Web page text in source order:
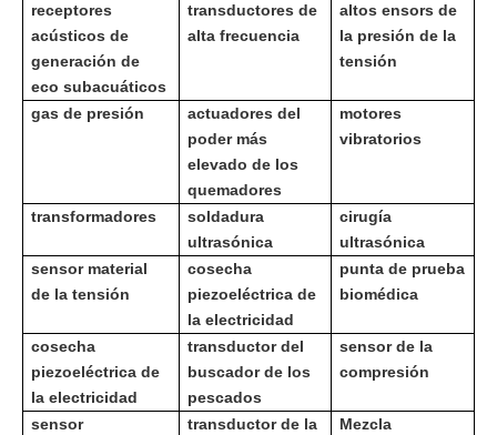
receptores
acústicos de
generación de
eco subacuáticos
transductores de
alta frecuencia
altos ensors de
la presión de la
tensión
gas de presión
actuadores del
poder más
elevado de los
quemadores
motores
vibratorios
transformadores
soldadura
ultrasónica
cirugía
ultrasónica
sensor material
de la tensión
cosecha
piezoeléctrica de
la electricidad
punta de prueba
biomédica
cosecha
piezoeléctrica de
la electricidad
transductor del
buscador de los
pescados
sensor de la
compresión
sensor transductor de la Mezcla